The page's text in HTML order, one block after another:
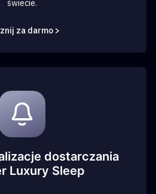
świecie.
za darmo >
dostarczania
Luxury Sleep